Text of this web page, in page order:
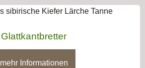
Glattkantbretter
mehr Informationen